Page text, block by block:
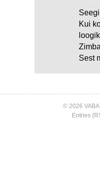
Kui
Sest
© 2026
Entries